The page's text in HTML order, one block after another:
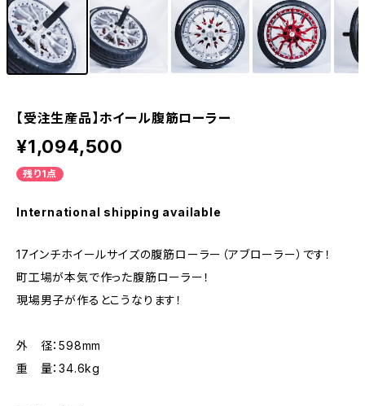
【受注生産品】ホイール腹筋ローラー
¥1,094,500
残り1点
International shipping available
17インチホイールサイズの腹筋ローラー（アブローラー）です！
町工場が本気で作った腹筋ローラー！
現場男子が作るとこうなります！
外 径：598mm
重 量：34.6kg